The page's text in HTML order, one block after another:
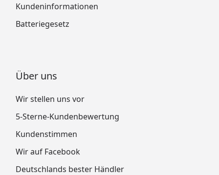
Kundeninformationen
Batteriegesetz
Über uns
Wir stellen uns vor
5-Sterne-Kundenbewertung
Kundenstimmen
Wir auf Facebook
Deutschlands bester Händler